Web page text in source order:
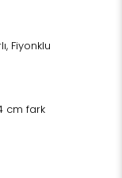
Fiyonklu
cm fark